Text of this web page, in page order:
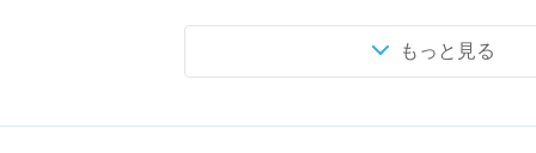
もっと見る